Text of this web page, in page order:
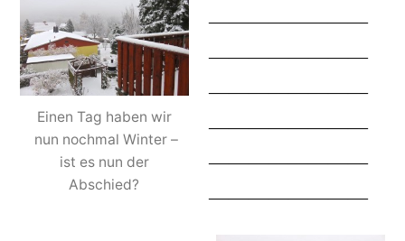
Einen Tag haben wir
nun nochmal Winter –
ist es nun der
Abschied?
————————
————————
————————
————————
————————
————————